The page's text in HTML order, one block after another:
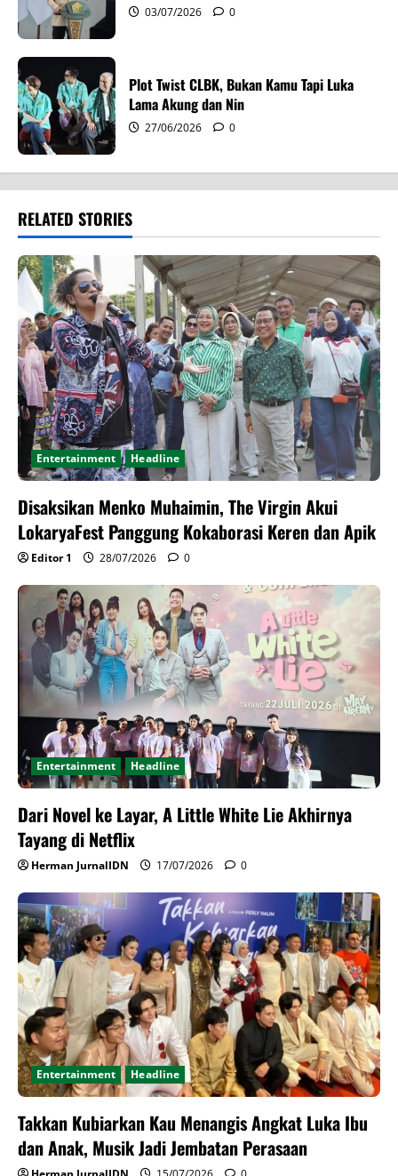
03/07/2026 0
Plot Twist CLBK, Bukan Kamu Tapi Luka
Lama Akung dan Nin
27/06/2026 0
RELATED STORIES
Entertainment Headline
Disaksikan Menko Muhaimin, The Virgin Akui
LokaryaFest Panggung Kokaborasi Keren dan Apik
Editor 1 28/07/2026 0
Entertainment Headline
Dari Novel ke Layar, A Little White Lie Akhirnya
Tayang di Netflix
Herman JurnalIDN 17/07/2026 0
Entertainment Headline
Takkan Kubiarkan Kau Menangis Angkat Luka Ibu
dan Anak, Musik Jadi Jembatan Perasaan